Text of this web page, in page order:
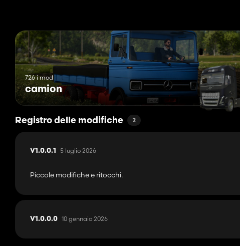
726 i mod
camion
Registro delle modifiche 2
V1.0.0.1 5 luglio 2026
Piccole modifiche e ritocchi.
V1.0.0.0 10 gennaio 2026